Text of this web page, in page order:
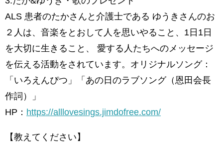
ALS 患者のたかさんと介護士である ゆうきさんのお
２人は、音楽をとおして人を思いやること、1日1日
を大切に生きること、 愛する人たちへのメッセージ
を伝える活動をされています。オリジナルソング：
「いろえんぴつ」「あの日のラブソング（恩田会長
作詞）」
HP： https://alllovesings.jimdofree.com/
【教えてください】